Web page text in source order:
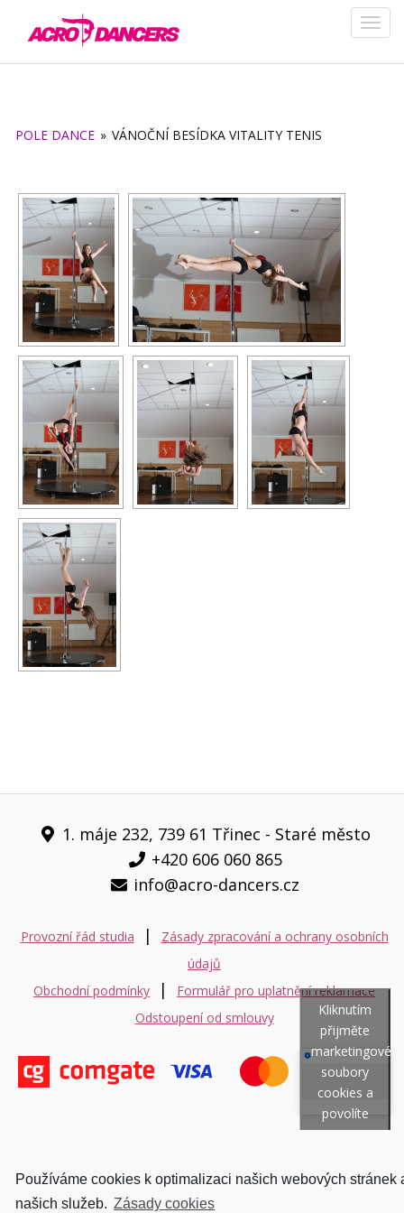
POLE DANCE » VÁNOČNÍ BESÍDKA VITALITY TENIS
1. máje 232, 739 61 Třinec - Staré město
+420 606 060 865
info@acro-dancers.cz
Provozní řád studia |
Zásady zpracování a ochrany osobních
údajů
Obchodní podmínky
|
Formulář pro uplatnění reklamace
Odstoupení od smlouvy
Kliknutím
přijměte
marketingové
soubory
cookies a
povolíte
tento
Zásady cookies EU
Acro-dancers.cz - Acrobatics: Pole dance - Aerial hoop - Aerial Silks -
Používáme cookies k optimalizaci našich webových stránek
našich služeb. Zásady cookies